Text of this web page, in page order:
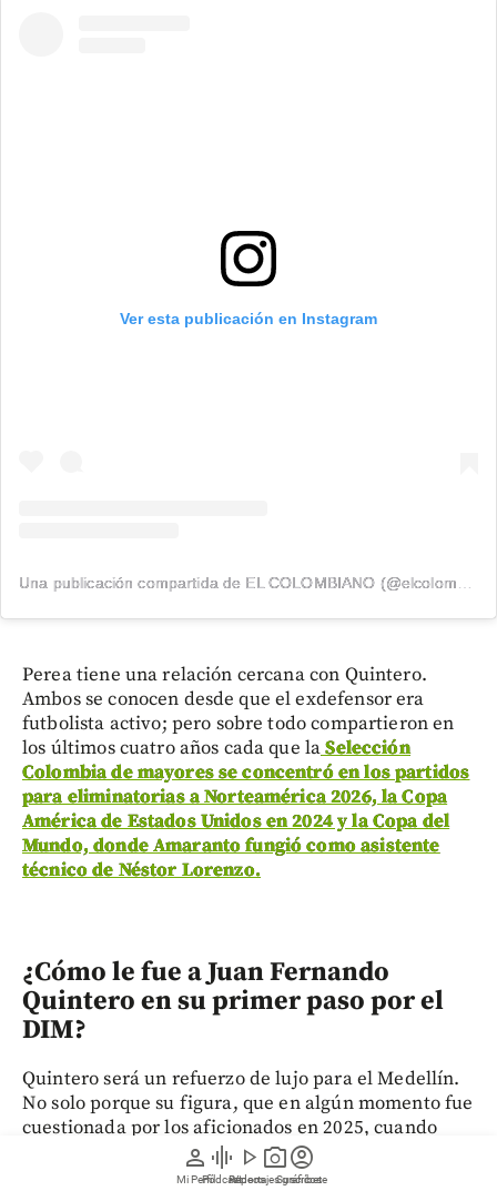
person
Mi Perfil
graphic_eq
Pódcast
play_arrow
Videos
photo_camera
Reportajes gráficos
account_circle
Suscríbete
Ver esta publicación en Instagram
Perea tiene una relación cercana con Quintero.
Ambos se conocen desde que el exdefensor era
futbolista activo; pero sobre todo compartieron en
los últimos cuatro años cada que laSelección
Colombia de mayores se concentró en los partidos
para eliminatorias a Norteamérica 2026, la Copa
América de Estados Unidos en 2024 y la Copa del
Mundo, donde Amaranto fungió como asistente
técnico de Néstor Lorenzo.
¿Cómo le fue a Juan Fernando
Quintero en su primer paso por el
DIM?
Quintero será un refuerzo de lujo para el Medellín.
No solo porque su figura, que en algún momento fue
cuestionada por los aficionados en 2025, cuando
decidió firmar con América de Cali en lugar de
volver al club del que su abuelo lo volvió hincha